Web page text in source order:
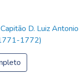
D. Luiz
1772)